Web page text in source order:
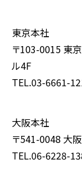
東京本社
〒103-0015 東
ル4F
TEL.03-6661-
大阪本社
〒541-0048 大
TEL.06-6228-